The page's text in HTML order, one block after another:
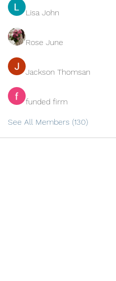
Lisa John
Rose June
Jackson Thomsan
funded firm
See All Members (130)